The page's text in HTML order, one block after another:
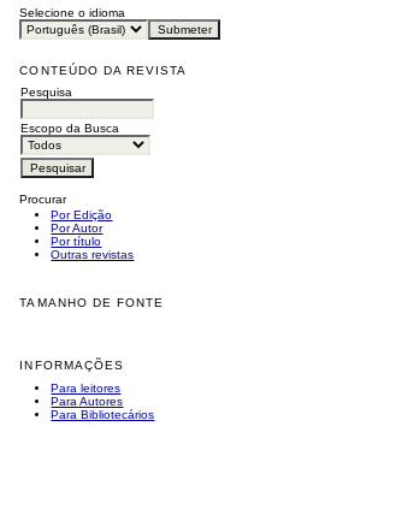
Selecione o idioma
CONTEÚDO DA REVISTA
Pesquisa
Escopo da Busca
Procurar
Por Edição
Por Autor
Por título
Outras revistas
TAMANHO DE FONTE
INFORMAÇÕES
Para leitores
Para Autores
Para Bibliotecários